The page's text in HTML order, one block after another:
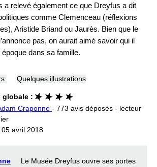
a relevé également ce que Dreyfus a dit
comme Clemenceau (réflexions
Aristide Briand ou Jaurès. Bien que le
pas, on aurait aimé savoir qui il
époque dans sa famille.
Quelques illustrations
globale :
Craponne- 773 avis déposés - lecteur
05 avril 2018
Le Musée Dreyfus ouvre ses portes